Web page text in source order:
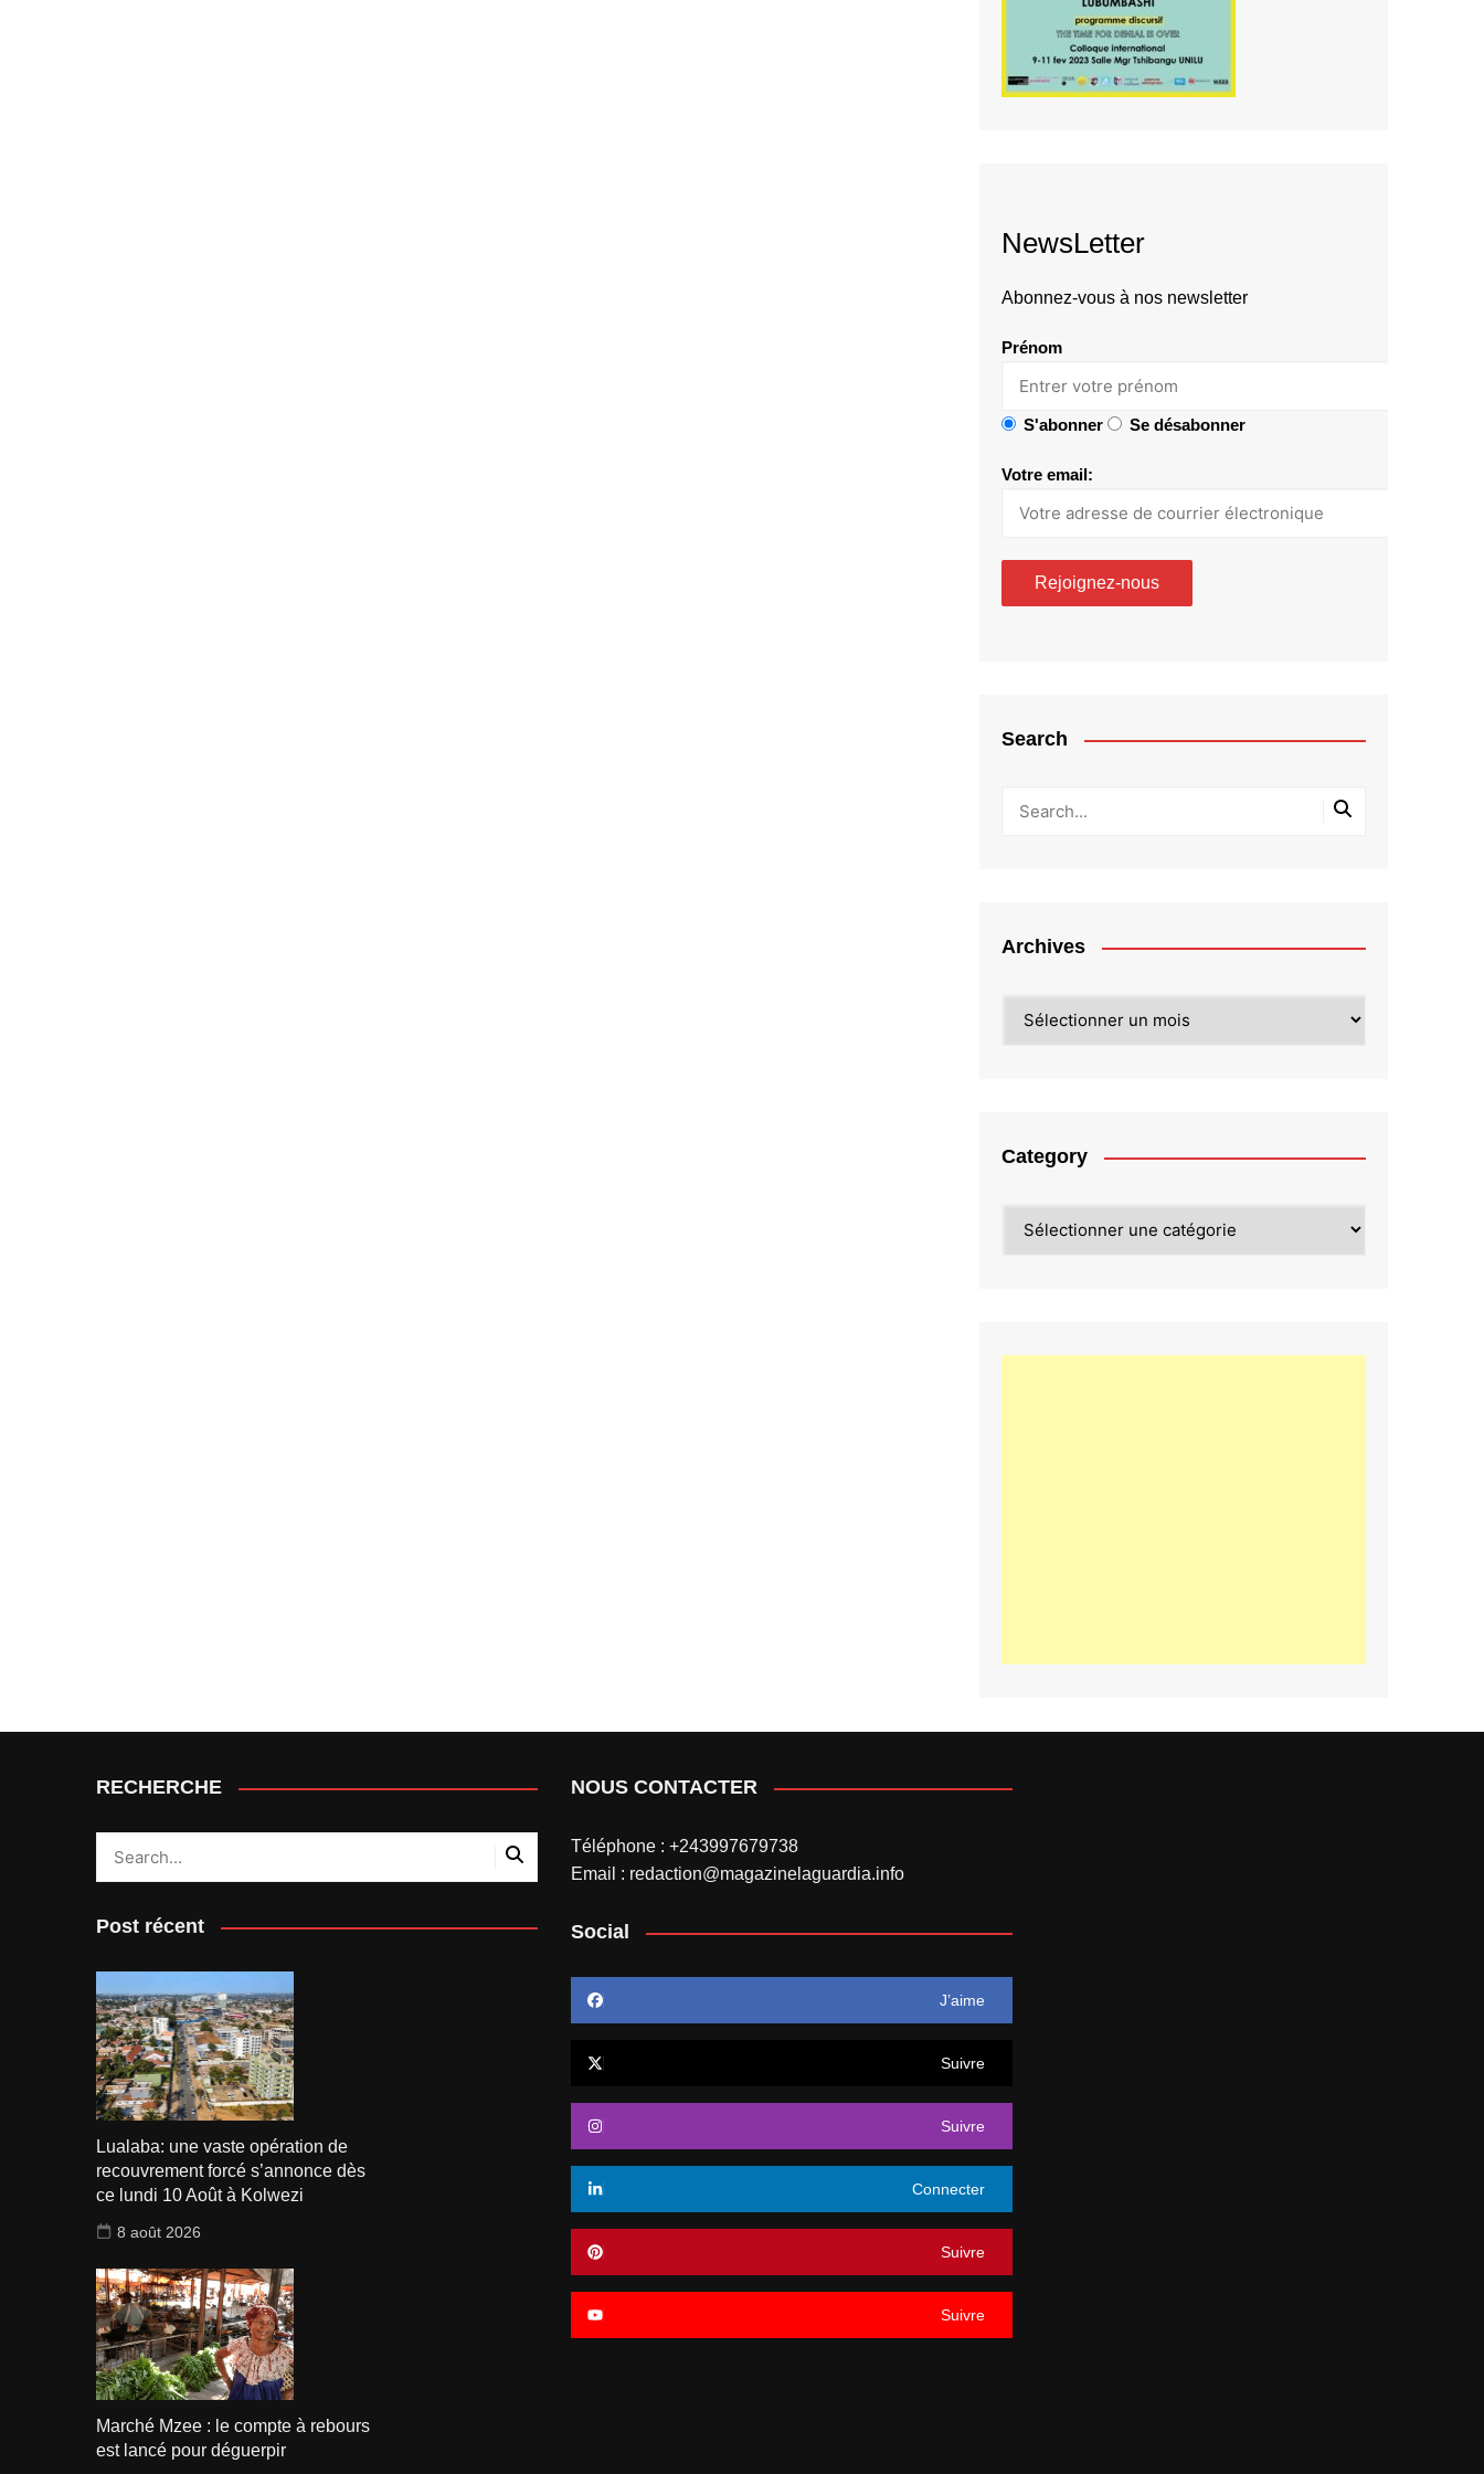
NewsLetter
Abonnez-vous à nos newsletter
Prénom
S'abonner Se désabonner
Votre email:
Search
Archives
Category
RECHERCHE
Post récent
Lualaba: une vaste opération de
recouvrement forcé s’annonce dès
ce lundi 10 Août à Kolwezi
8 août 2026
Marché Mzee : le compte à rebours
est lancé pour déguerpir
NOUS CONTACTER
Téléphone : +243997679738
Email : redaction@magazinelaguardia.info
Social
J’aime
Suivre
Suivre
Connecter
Suivre
Suivre